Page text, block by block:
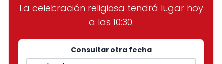
La celebración religiosa tendrá lugar hoy
a las 10:30.
Consultar otra fecha